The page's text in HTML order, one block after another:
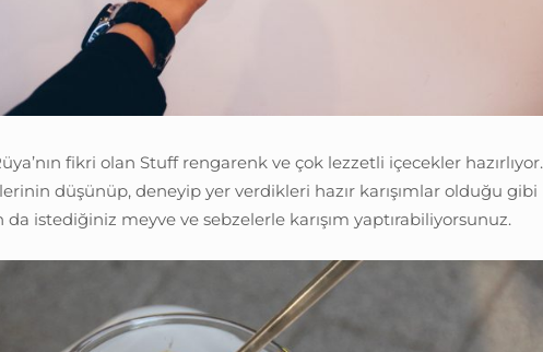
fikri olan Stuff rengarenk ve çok lezzetli içecekler hazırlıyor.
düşünüp, deneyip yer verdikleri hazır karışımlar olduğu gibi
da istediğiniz meyve ve sebzelerle karışım yaptırabiliyorsunuz.